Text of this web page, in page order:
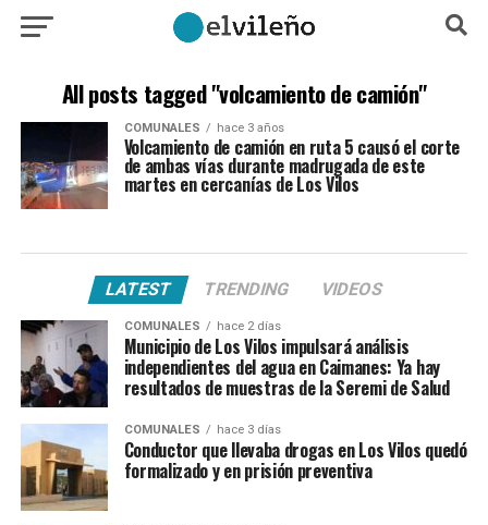
All posts tagged "volcamiento de camión"
COMUNALES hace 3 años
Volcamiento de camión en ruta 5 causó el corte
de ambas vías durante madrugada de este
martes en cercanías de Los Vilos
LATEST TRENDING VIDEOS
COMUNALES hace 2 días
Municipio de Los Vilos impulsará análisis
independientes del agua en Caimanes: Ya hay
resultados de muestras de la Seremi de Salud
COMUNALES hace 3 días
Conductor que llevaba drogas en Los Vilos quedó
formalizado y en prisión preventiva